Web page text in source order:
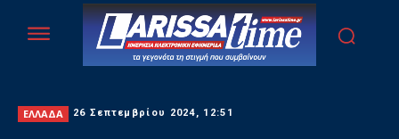
ΕΛΛΑΔΑ 26 Σεπτεμβρίου 2024, 12:51